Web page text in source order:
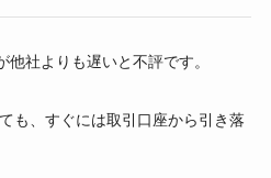
社よりも遅いと不評です。
も、すぐには取引口座から引き落